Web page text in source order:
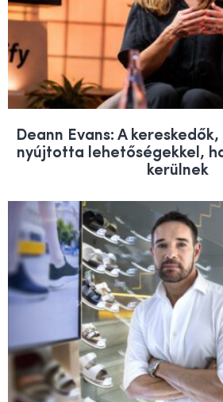
Deann Evans: A
nyújtotta lehetőségekkel,
kerülnek